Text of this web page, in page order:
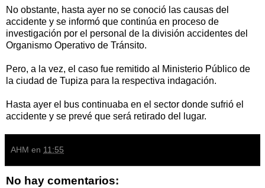
No obstante, hasta ayer no se conoció las causas del
accidente y se informó que continúa en proceso de
investigación por el personal de la división accidentes del
Organismo Operativo de Tránsito.
Pero, a la vez, el caso fue remitido al Ministerio Público de
la ciudad de Tupiza para la respectiva indagación.
Hasta ayer el bus continuaba en el sector donde sufrió el
accidente y se prevé que será retirado del lugar.
AHM en 11:55
No hay comentarios: